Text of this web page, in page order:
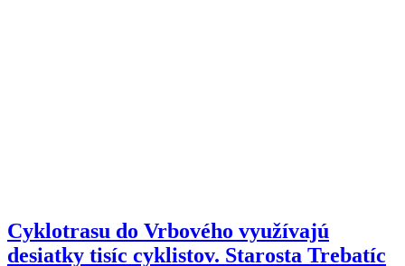
Cyklotrasu do Vrbového využívajú
desiatky tisíc cyklistov. Starosta Trebatíc